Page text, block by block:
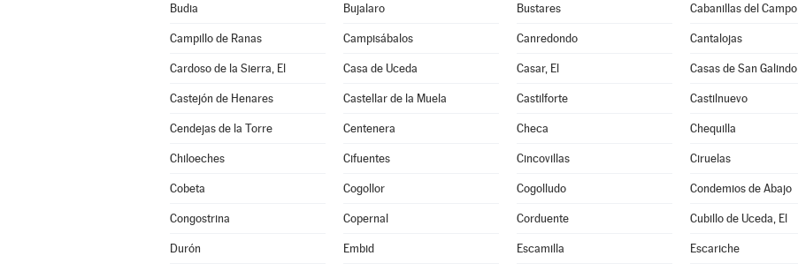
Budia Bujalaro Bustares Cabanillas del Campo
Campillo de Ranas Campisábalos Canredondo Cantalojas
Cardoso de la Sierra, El Casa de Uceda Casar, El Casas de San Galindo
Castejón de Henares Castellar de la Muela Castilforte Castilnuevo
Cendejas de la Torre Centenera Checa Chequilla
Chiloeches Cifuentes Cincovillas Ciruelas
Cobeta Cogollor Cogolludo Condemios de Abajo
Congostrina Copernal Corduente Cubillo de Uceda, El
Durón Embid Escamilla Escariche